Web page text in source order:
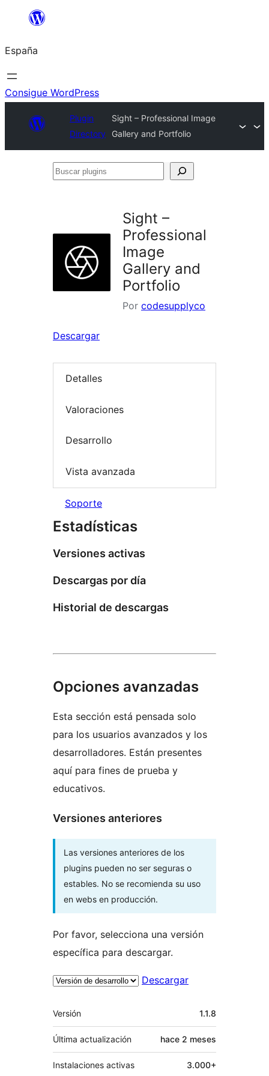
Saltar
contenido
España
Consigue WordPress
Plugin
Directory
Sight – Professional Image
Gallery and Portfolio
Buscar
Sight –
Professional
Image
Gallery and
Portfolio
Por codesupplyco
Descargar
Detalles
Valoraciones
Desarrollo
Vista avanzada
Soporte
Estadísticas
Versiones activas
Descargas por día
Historial de descargas
Opciones avanzadas
Esta sección está pensada solo
para los usuarios avanzados y los
desarrolladores. Están presentes
aquí para fines de prueba y
educativos.
Versiones anteriores
Las versiones anteriores de los
plugins pueden no ser seguras o
estables. No se recomienda su uso
en webs en producción.
Por favor, selecciona una versión
específica para descargar.
Descargar
Meta
Versión 1.1.8
Última actualización hace 2 meses
Instalaciones activas 3.000+